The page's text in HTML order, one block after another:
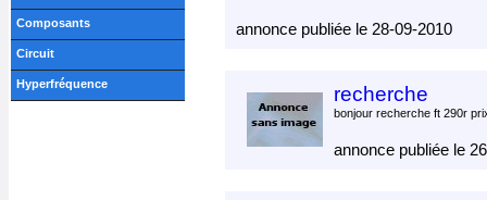
annonce publiée le 28-09-2010
recherche
bonjour recherche ft 290r
annonce publiée le
Composants
Circuit
Hyperfréquence